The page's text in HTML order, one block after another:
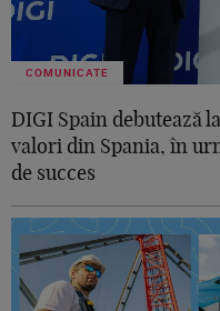
COMUNICATE
DIGI Spain debutează
valori din Spania, în
de succes